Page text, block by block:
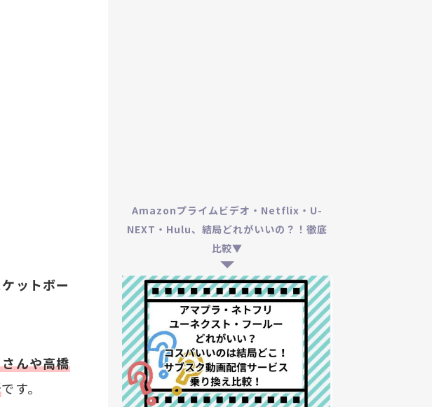
ットボー
んや高橋
です。
Amazonプライムビデオ・Netflix・U-
NEXT・Hulu、結局どれがいいの？！徹底
比較▼